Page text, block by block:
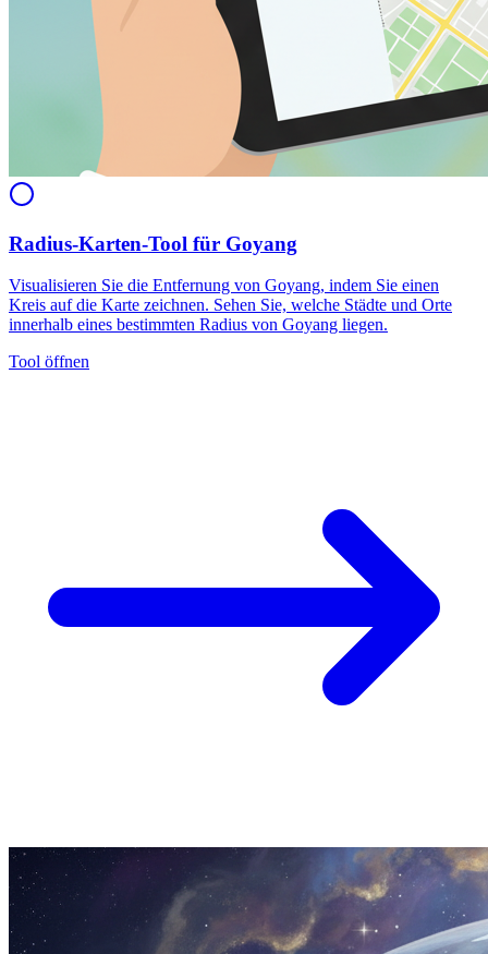
Radius-Karten-Tool für Goyang
Visualisieren Sie die Entfernung von Goyang, indem Sie einen
Kreis auf die Karte zeichnen. Sehen Sie, welche Städte und Orte
innerhalb eines bestimmten Radius von Goyang liegen.
Tool öffnen